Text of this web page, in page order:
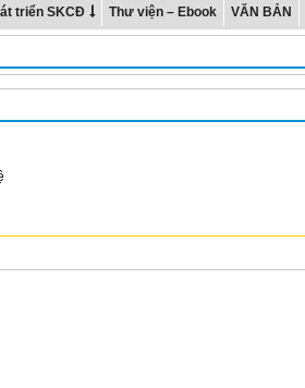
triển SKCĐ Thư viện – Ebook VĂN BẢN